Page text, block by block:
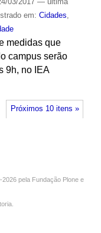
em: Cidades,
medidas que
campus serão
9h, no IEA
Próximos 10 itens »
2026 pela Fundação Plone e